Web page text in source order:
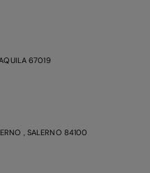
67019
, SALERNO 84100